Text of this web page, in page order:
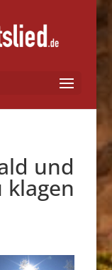
und
klagen